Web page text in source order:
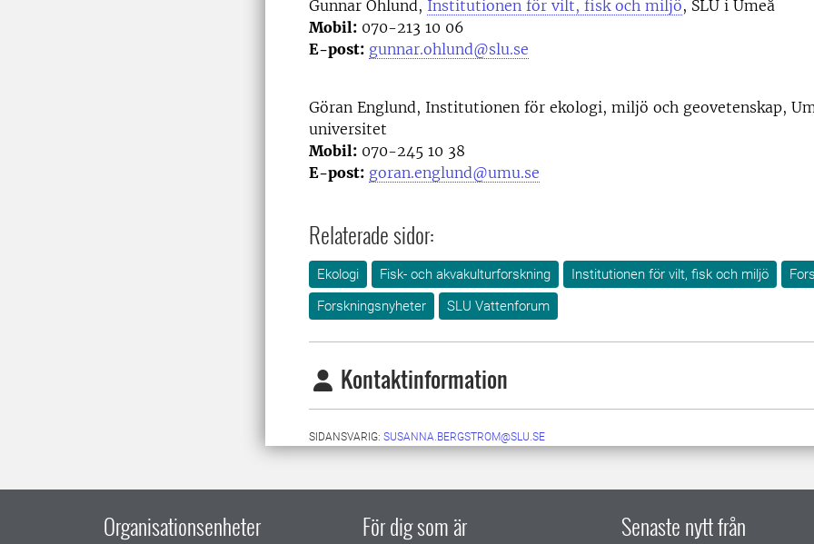
Gunnar Öhlund, Institutionen för vilt, fisk och miljö, SLU i Umeå
Mobil: 070-213 10 06
E-post: gunnar.ohlund@slu.se
Göran Englund, Institutionen för ekologi, miljö och geovetenskap,
universitet
Mobil: 070-245 10 38
E-post: goran.englund@umu.se
Relaterade sidor:
Ekologi Fisk- och akvakulturforskning Institutionen för vilt, fisk och miljö
Forskningsnyheter
SLU Vattenforum
Kontaktinformation
SIDANSVARIG: SUSANNA.BERGSTROM@SLU.SE
Organisationsenheter För dig som är Senaste nytt från